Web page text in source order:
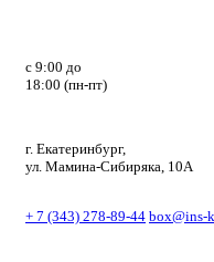
с 9:00 до
18:00 (пн-пт)
г. Екатеринбург,
ул. Мамина-Сибиряка, 10А
+ 7 (343) 278-89-44 box@ins-